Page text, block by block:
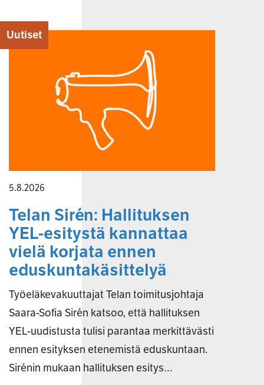
Uutiset
5.8.2026
Telan Sirén: Hallituksen
YEL-esitystä kannattaa
vielä korjata ennen
eduskuntakäsittelyä
Työeläkevakuuttajat Telan toimitusjohtaja
Saara-Sofia Sirén katsoo, että hallituksen
YEL-uudistusta tulisi parantaa merkittävästi
ennen esityksen etenemistä eduskuntaan.
Sirénin mukaan hallituksen esitys…